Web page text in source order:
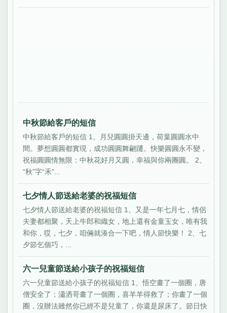
中秋節給客戶的短信
中秋節給客戶的短信 1、月兒圓圓掛天邊，荷葉圓圓水中
間。夢想圓圓都實現，成功圓圓舞翩躚。快樂圓圓永不變，
祝福圓圓情無限：中秋花好月又圓，幸福與你兩團圓。 2、
“秋”字“禾”...
七夕情人節送給老婆的祝福短信
七夕情人節送給老婆的祝福短信 1、又是一年七月七，情侶
夫妻都相聚，天上牛郎和織女，地上還有金童玉女，唯有我
和你，哎，七夕，咱倆就湊合一下吧，情人節快樂！ 2、七
夕節乞個巧，...
六一兒童節送給小孩子的祝福短信
六一兒童節送給小孩子的祝福短信 1、悟空畫了一個圈，唐
僧安全了；瀟洒哥畫了一個圈，喜羊羊得救了；你畫了一個
圈，沒辦法雖然你已經不是兒童了，你還是尿床了。節日快